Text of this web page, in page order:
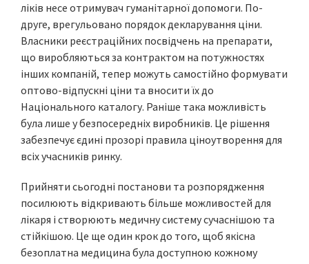
ліків несе отримувач гуманітарної допомоги. По-
друге, врегульовано порядок декларування ціни.
Власники реєстраційних посвідчень на препарати,
що виробляються за контрактом на потужностях
інших компаній, тепер можуть самостійно формувати
оптово-відпускні ціни та вносити їх до
Національного каталогу. Раніше така можливість
була лише у безпосередніх виробників. Це рішення
забезпечує єдині прозорі правила ціноутворення для
всіх учасників ринку.
Прийняти сьогодні постанови та розпорядження
посилюють відкривають більше можливостей для
лікаря і створюють медичну систему сучаснішою та
стійкішою. Це ще один крок до того, щоб якісна
безоплатна медицина була доступною кожному